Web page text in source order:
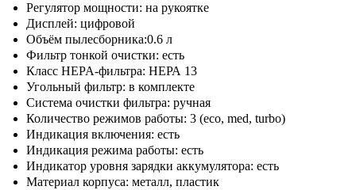
Регулятор мощности: на рукоятке
Дисплей: цифровой
Объём пылесборника:0.6 л
Фильтр тонкой очистки: есть
Класс HEPA-фильтра: НЕРА 13
Угольный фильтр: в комплекте
Система очистки фильтра: ручная
Количество режимов работы: 3 (eco, med, turbo)
Индикация включения: есть
Индикация режима работы: есть
Индикатор уровня зарядки аккумулятора: есть
Материал корпуса: металл, пластик